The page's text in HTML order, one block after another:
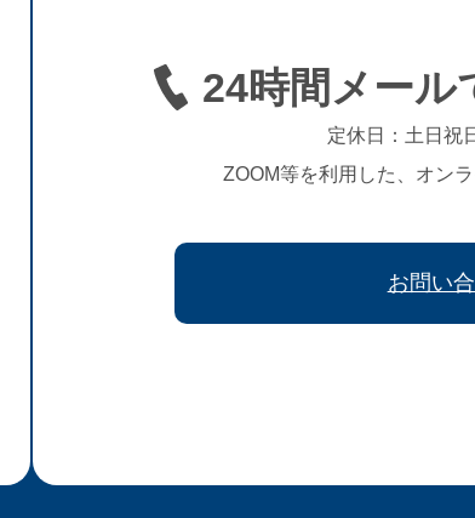
24時間メール
定休日：土日祝
ZOOM等を利用した、オン
お問い